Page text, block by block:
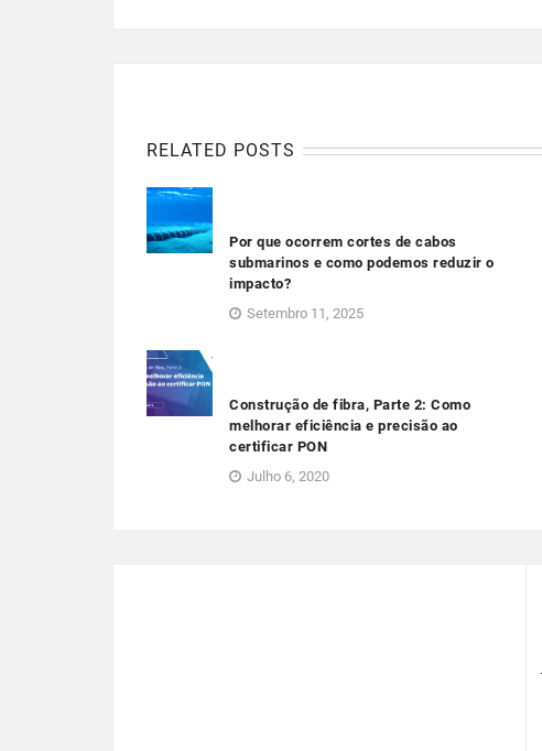
RELATED POSTS
Por que ocorrem cortes de cabos
submarinos e como podemos reduzir o
impacto?
Setembro 11, 2025
Construção de fibra, Parte 2: Como
melhorar eficiência e precisão ao
certificar PON
Julho 6, 2020